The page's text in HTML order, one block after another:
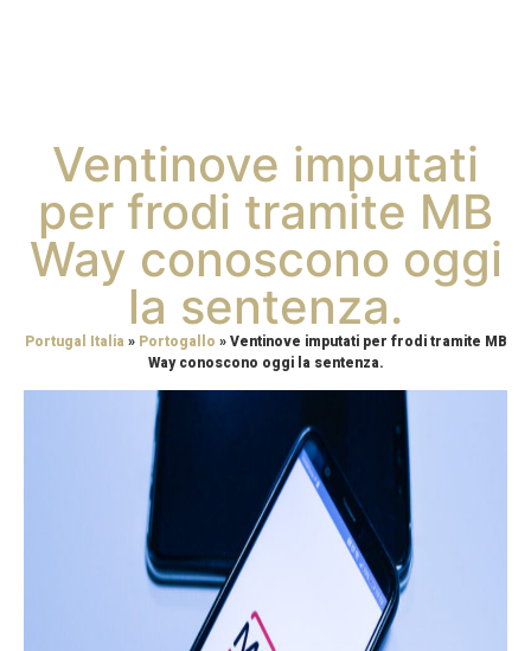
Ventinove imputati
per frodi tramite MB
Way conoscono oggi
la sentenza.
Portugal Italia » Portogallo »Ventinove imputati per frodi tramite MB
Way conoscono oggi la sentenza.